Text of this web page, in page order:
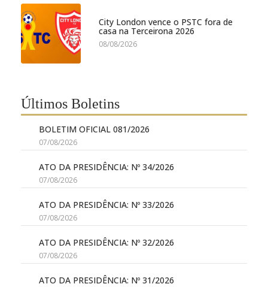
City London vence o PSTC fora de
casa na Terceirona 2026
08/08/2026
Últimos Boletins
BOLETIM OFICIAL 081/2026
07/08/2026
ATO DA PRESIDÊNCIA: Nº 34/2026
07/08/2026
ATO DA PRESIDÊNCIA: Nº 33/2026
07/08/2026
ATO DA PRESIDÊNCIA: Nº 32/2026
07/08/2026
ATO DA PRESIDÊNCIA: Nº 31/2026